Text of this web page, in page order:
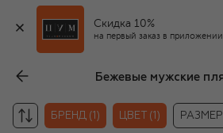
Скидка 10%
на первый заказ в приложении
БРЕНД (1) ЦВЕТ (1) РАЗМЕР